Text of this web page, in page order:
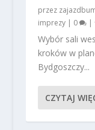
przez
imprezy| 0 |
Wybór sali
kroków w
Bydgoszczy...
CZYTAJ